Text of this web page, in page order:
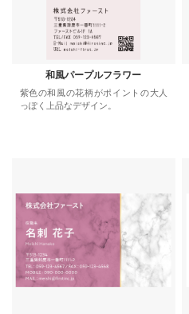
和風パープルフラワー
紫色の和風の花柄がポイントの大人
っぽく上品なデザイン。